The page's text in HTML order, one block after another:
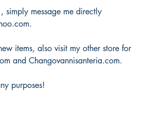
simply message me directly
items, also visit my other store for
and Changovannisanteria.com.
purposes!